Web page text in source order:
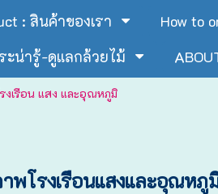
: สินค้าของเรา
How to
ะน่ารู้-ดูแลกล้วยไม้
งเรือน แสง และอุณหภูมิ
พโรงเรือนแสงและอุณหภู